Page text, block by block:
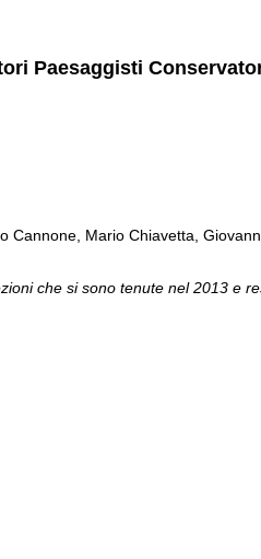
Paesaggisti
Cannone, Mario Chiavetta,
che si sono tenute nel 2013 e